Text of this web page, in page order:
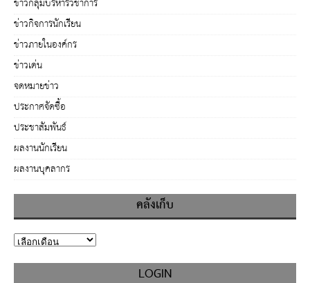
ข่าวกิจการนักเรียน
ข่าวภายในองค์กร
ข่าวเด่น
จดหมายข่าว
ประกาศจัดซื้อ
ประชาสัมพันธ์
ผลงานนักเรียน
ผลงานบุคลากร
คลังเก็บ
LOGIN